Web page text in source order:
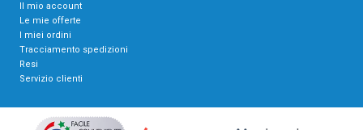
Il mio account
Le mie offerte
I miei ordini
Tracciamento spedizioni
Resi
Servizio clienti